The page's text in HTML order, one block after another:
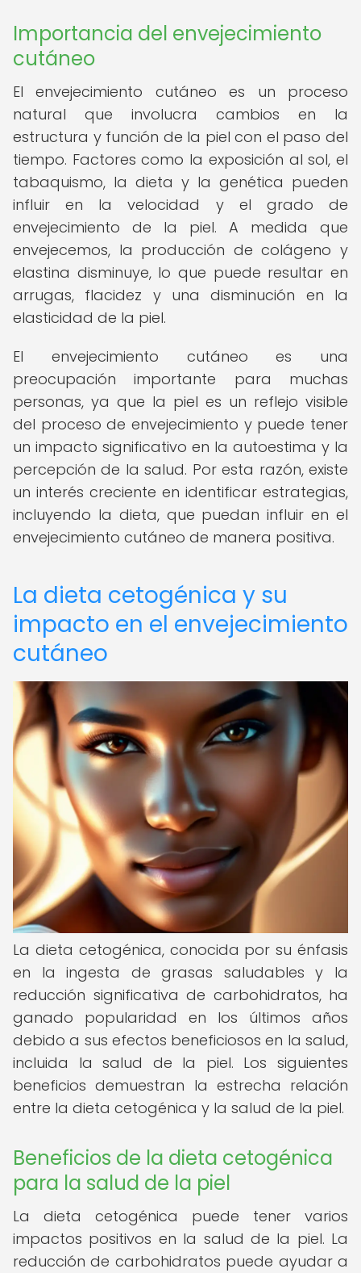
Importancia del envejecimiento
cutáneo
El envejecimiento cutáneo es un proceso
natural que involucra cambios en la
estructura y función de la piel con el paso del
tiempo. Factores como la exposición al sol, el
tabaquismo, la dieta y la genética pueden
influir en la velocidad y el grado de
envejecimiento de la piel. A medida que
envejecemos, la producción de colágeno y
elastina disminuye, lo que puede resultar en
arrugas, flacidez y una disminución en la
elasticidad de la piel.
El envejecimiento cutáneo es una
preocupación importante para muchas
personas, ya que la piel es un reflejo visible
del proceso de envejecimiento y puede tener
un impacto significativo en la autoestima y la
percepción de la salud. Por esta razón, existe
un interés creciente en identificar estrategias,
incluyendo la dieta, que puedan influir en el
envejecimiento cutáneo de manera positiva.
La dieta cetogénica y su
impacto en el envejecimiento
cutáneo
La dieta cetogénica, conocida por su énfasis
en la ingesta de grasas saludables y la
reducción significativa de carbohidratos, ha
ganado popularidad en los últimos años
debido a sus efectos beneficiosos en la salud,
incluida la salud de la piel. Los siguientes
beneficios demuestran la estrecha relación
entre la dieta cetogénica y la salud de la piel.
Beneficios de la dieta cetogénica
para la salud de la piel
La dieta cetogénica puede tener varios
impactos positivos en la salud de la piel. La
reducción de carbohidratos puede ayudar a